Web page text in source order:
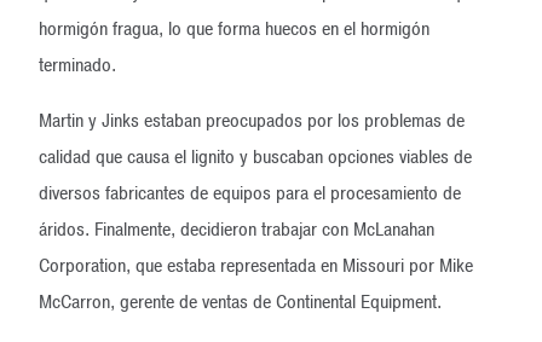
hormigón fragua, lo que forma huecos en el hormigón
terminado.
Martin y Jinks estaban preocupados por los problemas de
calidad que causa el lignito y buscaban opciones viables de
diversos fabricantes de equipos para el procesamiento de
áridos. Finalmente, decidieron trabajar con McLanahan
Corporation, que estaba representada en Missouri por Mike
McCarron, gerente de ventas de Continental Equipment.